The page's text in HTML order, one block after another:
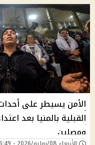
الأمن يسيطر على
القبلية بالمنيا بعد
ومصلين